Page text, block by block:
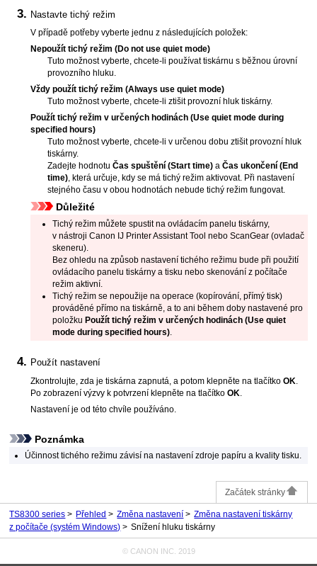
Nastavte tichý režim
V případě potřeby vyberte jednu z následujících položek:
Nepoužít tichý režim (Do not use quiet mode)
Tuto možnost vyberte, chcete-li používattiskárnu s běžnou úrovní
provozního hluku.
Vždy použít tichý režim (Always use quiet mode)
Tuto možnost vyberte, chcete-li ztišit provozní hluk tiskárny.
Použít tichý režim v určených hodinách (Use quiet mode during
specified hours)
Tuto možnost vyberte, chcete-li v určenou dobu ztišit provozní hluk
tiskárny.
Zadejte hodnotu Čas spuštění (Start time)a Čas ukončení (End
time), která určuje, kdy se má tichý režim aktivovat. Při nastavení
stejného času v obou hodnotách nebude tichý režim fungovat.
Důležité
Tichý režim můžete spustit na ovládacím panelu tiskárny,
v nástroji Canon IJ Printer Assistant Tool nebo ScanGear(ovladač
skeneru).
Bez ohledu na způsob nastavení tichého režimu bude při použití
ovládacího panelu tiskárnya tisku nebo skenování z počítače
režim aktivní.
Tichý režim se nepoužije na operace (kopírování, přímý tisk)
prováděné přímo na tiskárně , a to ani během doby nastavené pro
položku Použít tichý režim v určených hodinách (Use quiet
mode during specified hours).
Použít nastavení
Zkontrolujte, zda jetiskárna zapnutá, a potom klepněte na tlačítkoOK
Po zobrazení výzvy k potvrzení klepněte na tlačítkoOK
Nastavení je od této chvíle používáno.
Poznámka
Účinnost tichého režimu závisí na nastavení zdroje papíru a kvality tisku.
Začátek stránky
TS8300 series Přehled Změna nastavení
Změna nastavení tiskárny
z počítače (systém Windows)
Snížení hluku tiskárny
© CANON INC. 2019